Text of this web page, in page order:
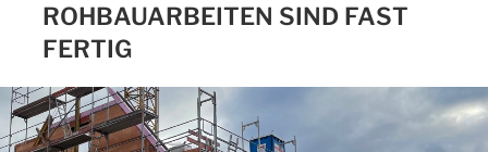
ROHBAUARBEITEN SIND FAST
FERTIG